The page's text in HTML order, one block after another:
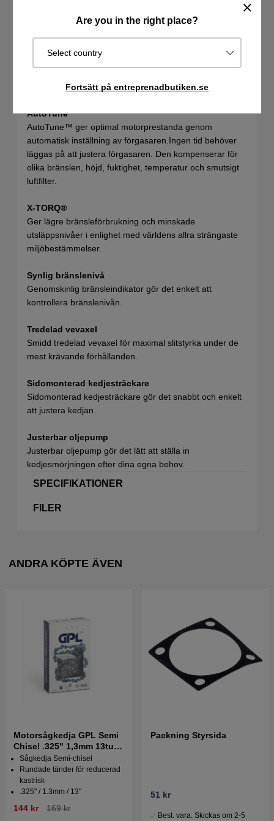
Are you in the right place?
Select country
Fortsätt på entreprenadbutiken.se
Funktionen förhindrar att skruvarna som håller
Cylinderkåpa med snäpplås
tändstift och vid rengöring.
AutoTune™
AutoTune™ ger optimal motorprestanda genom
automatisk inställning av förgasaren.Ingen tid behöver
läggas på att justera förgasaren. Den kompenserar för
olika bränslen, höjd, fuktighet, temperatur och smutsigt
luftfilter.
X-TORQ®
Ger lägre bränsleförbrukning och minskade
utsläppsnivåer i enlighet med världens allra strängaste
miljöbestämmelser.
Synlig bränslenivå
Genomskinlig bränsleindikator gör det enkelt att
kontrollera bränslenivån.
Tredelad vevaxel
Smidd tredelad vevaxel för maximal slitstyrka under de
mest krävande förhållanden.
Sidomonterad kedjesträckare
Sidomonterad kedjesträckare gör det snabbt och enkelt
att justera kedjan.
Justerbar oljepump
Justerbar oljepump gör det lätt att ställa in
kedjesmörjningen efter dina egna behov.
SPECIFIKATIONER
FILER
ANDRA KÖPTE ÄVEN
Motorsågkedja GPL Semi
Chisel .325" 1,3mm 13tum
- 56DL
Sågkedja Semi-chisel
Rundade tänder för reducerad
kastrisk
.325" / 1.3mm / 13"
144 kr 169 kr
Packning Styrsida
51 kr
Best. vara. Skickas om 2-5